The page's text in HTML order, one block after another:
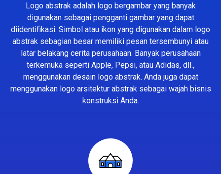
Logo abstrak adalah logo bergambar yang banyak
digunakan sebagai pengganti gambar yang dapat
diidentifikasi. Simbol atau ikon yang digunakan dalam logo
abstrak sebagian besar memiliki pesan tersembunyi atau
latar belakang cerita perusahaan. Banyak perusahaan
terkemuka seperti Apple, Pepsi, atau Adidas, dll.,
menggunakan desain logo abstrak. Anda juga dapat
menggunakan logo arsitektur abstrak sebagai wajah bisnis
konstruksi Anda.